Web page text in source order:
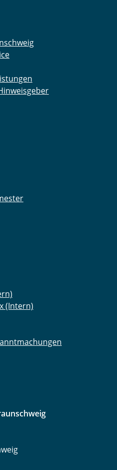
(Intern)